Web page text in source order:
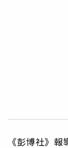
《彭博社》